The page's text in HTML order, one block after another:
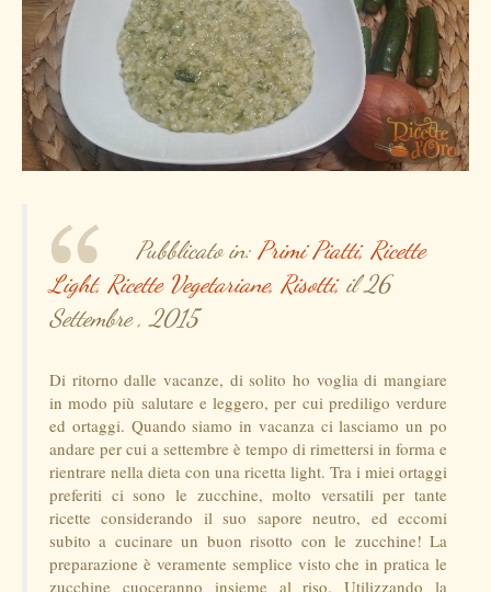
Pubblicato in:Primi Piatti,Ricette
Light, Ricette Vegetariane, Risotti, il 26
Settembre , 2015
Di ritorno dalle vacanze, di solito ho voglia di mangiare
in modo più salutare e leggero, per cui prediligo verdure
ed ortaggi. Quando siamo in vacanza ci lasciamo un po
andare per cui a settembre è tempo di rimettersi in forma e
rientrare nella dieta con una ricetta light. Tra i miei ortaggi
preferiti ci sono le zucchine, molto versatili per tante
ricette considerando il suo sapore neutro, ed eccomi
subito a cucinare un buon risotto con le zucchine! La
preparazione è veramente semplice visto che in pratica le
zucchine cuoceranno insieme al riso. Utilizzando la